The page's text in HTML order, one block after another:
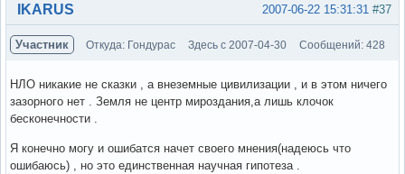
Вне форума #37
2007-06-22 15:31:31
IKARUS
Участник Откуда: Гондурас Здесь с 2007-04-30 Сообщений: 428
НЛО никакие не сказки , а внеземные цивилизации , и в этом ничего
зазорного нет . Земля не центр мироздания,а лишь клочок
бесконечности .
Я конечно могу и ошибатся начет своего мнения(надеюсь что
ошибаюсь) , но это единственная научная гипотеза .